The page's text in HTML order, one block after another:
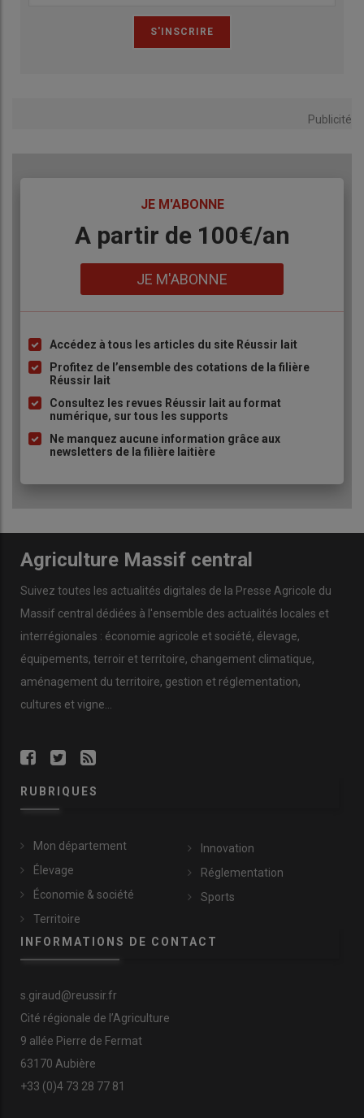
Publicité
JE M'ABONNE
BodyA partir de 100€/an
JE M'ABONNE
Liste
à
puce
Accédez à tous les articles du site Réussir lait
Profitez de l’ensemble des cotations de la filière
Réussir lait
Consultez les revues Réussir lait au format
numérique, sur tous les supports
Ne manquez aucune information grâce aux
newsletters de la filière laitière
Agriculture Massif central
Suivez toutes les actualités digitales de la Presse Agricole du
Massif central dédiées à l'ensemble des actualités locales et
interrégionales : économie agricole et société, élevage,
équipements, terroir et territoire, changement climatique,
aménagement du territoire, gestion et réglementation,
cultures et vigne...
RUBRIQUES
Mon département
Élevage
Économie & société
Territoire
Innovation
Réglementation
Sports
INFORMATIONS DE CONTACT
s.giraud@reussir.fr
Cité régionale de l’Agriculture
9 allée Pierre de Fermat
63170 Aubière
+33 (0)4 73 28 77 81